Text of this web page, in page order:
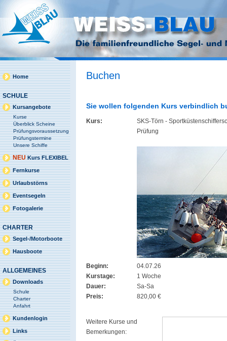
Home
SCHULE
Kursangebote
Kurse
Überblick Scheine
Prüfungsvoraussetzung
Prüfungstermine
Unsere Schiffe
NEUKurs FLEXIBEL
Fernkurse
Urlaubstörns
Eventsegeln
Fotogalerie
CHARTER
Segel-/Motorboote
Hausboote
ALLGEMEINES
Downloads
Schule
Charter
Anfahrt
Kundenlogin
Links
Buchen
Sie wollen folgenden Kurs verbindlich
Kurs:
SKS-Törn -
Prüfung
Beginn:
04.07.26
Kurstage:
1 Woche
Dauer:
Sa-Sa
Preis:
820,00 €
Weitere Kurse und
Bemerkungen: